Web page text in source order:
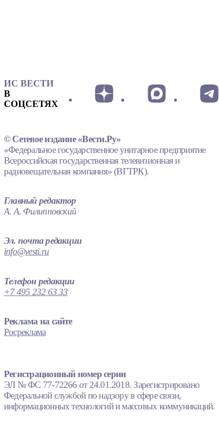
ИС ВЕСТИ
В
СОЦСЕТЯХ
© Сетевое издание «Вести.Ру»
«Федеральное государственное унитарное предприятие
Всероссийская государственная телевизионная и
радиовещательная компания» (ВГТРК).
Главный редактор
А. А. Филипповский
Эл. почта редакции
info@vesti.ru
Телефон редакции
+7 495 232 63 33
Реклама на сайте
Росреклама
Регистрационный номер серии
ЭЛ № ФС 77-72266 от 24.01.2018. Зарегистрировано
Федеральной службой по надзору в сфере связи,
информационных технологий и массовых коммуникаций.